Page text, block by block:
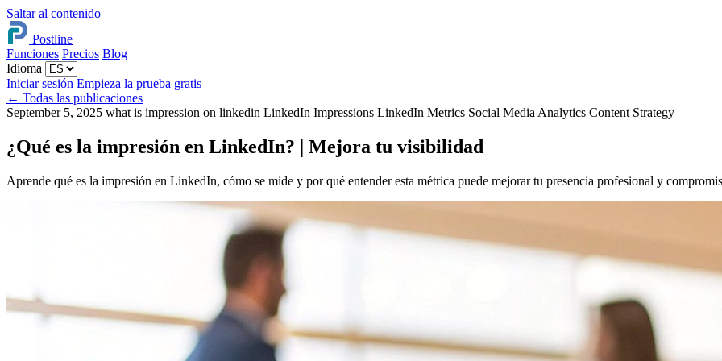
Saltar al contenido
Postline
Funciones Precios Blog
Idioma
Iniciar sesión Empieza la prueba gratis
← Todas las publicaciones
September 5, 2025 what is impression on linkedin LinkedIn Impressions LinkedIn Metrics Social Media Analytics Content Strategy
¿Qué es la impresión en LinkedIn? | Mejora tu visibilidad
Aprende qué es la impresión en LinkedIn, cómo se mide y por qué entender esta métrica puede mejorar tu presencia profesional y